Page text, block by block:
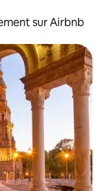
sur Airbnb